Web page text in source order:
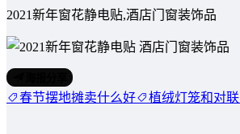
2021新年窗花静电贴,酒店门窗装饰品
春节摆地摊卖什么好 植绒灯笼和对联